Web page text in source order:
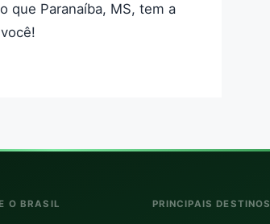
que Paranaíba, MS, tem a
O BRASIL PRINCIPAIS DESTINOS